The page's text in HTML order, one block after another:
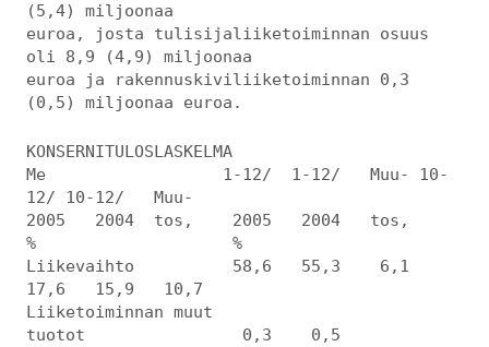
(5,4) miljoonaa
euroa, josta tulisijaliiketoiminnan osuus
oli 8,9 (4,9) miljoonaa
euroa ja rakennuskiviliiketoiminnan 0,3
(0,5) miljoonaa euroa.
KONSERNITULOSLASKELMA
Me 1-12/ 1-12/ Muu- 10-
12/ 10-12/ Muu-
2005 2004 tos, 2005 2004 tos,
% %
Liikevaihto 58,6 55,3 6,1
17,6 15,9 10,7
Liiketoiminnan muut
tuotot 0,3 0,5